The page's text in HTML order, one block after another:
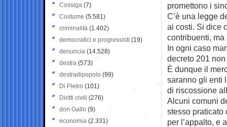
promettono i
C’è una legge
ai costi. Si dice
contribuenti, ma
In ogni caso
decreto 201
È dunque il
saranno gli enti
di riscossione
Alcuni comuni
stesso praticato
per l’appalto, e
Cossiga (7)
Costume (5.581)
criminalità (1.402)
democratici e progressisti (19)
denuncia (14.528)
destra (573)
destradipopolo (99)
Di Pietro (101)
Diritti civili (276)
don Gallo (9)
economia (2.331)